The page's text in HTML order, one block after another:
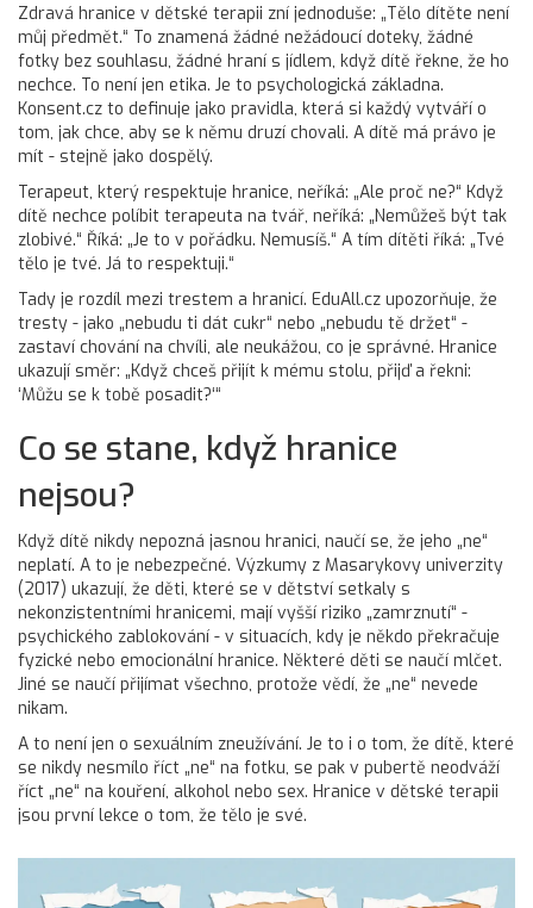
Zdravá hranice v dětské terapii zní jednoduše: „Tělo dítěte není
můj předmět.“ To znamená žádné nežádoucí doteky, žádné
fotky bez souhlasu, žádné hraní s jídlem, když dítě řekne, že ho
nechce. To není jen etika. Je to psychologická základna.
Konsent.cz to definuje jako pravidla, která si každý vytváří o
tom, jak chce, aby se k němu druzí chovali. A dítě má právo je
mít - stejně jako dospělý.
Terapeut, který respektuje hranice, neříká: „Ale proč ne?“ Když
dítě nechce políbit terapeuta na tvář, neříká: „Nemůžeš být tak
zlobivé.“ Říká: „Je to v pořádku. Nemusíš.“ A tím dítěti říká: „Tvé
tělo je tvé. Já to respektuji.“
Tady je rozdíl mezi trestem a hranicí. EduAll.cz upozorňuje, že
tresty - jako „nebudu ti dát cukr“ nebo „nebudu tě držet“ -
zastaví chování na chvíli, ale neukážou, co je správné. Hranice
ukazují směr: „Když chceš přijít k mému stolu, přijď a řekni:
‘Můžu se k tobě posadit?‘“
Co se stane, když hranice
nejsou?
Když dítě nikdy nepozná jasnou hranici, naučí se, že jeho „ne“
neplatí. A to je nebezpečné. Výzkumy z Masarykovy univerzity
(2017) ukazují, že děti, které se v dětství setkaly s
nekonzistentními hranicemi, mají vyšší riziko „zamrznutí“ -
psychického zablokování - v situacích, kdy je někdo překračuje
fyzické nebo emocionální hranice. Některé děti se naučí mlčet.
Jiné se naučí přijímat všechno, protože vědí, že „ne“ nevede
nikam.
A to není jen o sexuálním zneužívání. Je to i o tom, že dítě, které
se nikdy nesmílo říct „ne“ na fotku, se pak v pubertě neodváží
říct „ne“ na kouření, alkohol nebo sex. Hranice v dětské terapii
jsou první lekce o tom, že tělo je své.